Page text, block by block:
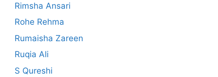
Rimsha Ansari
Rohe Rehma
Rumaisha Zareen
Ruqia Ali
S Qureshi